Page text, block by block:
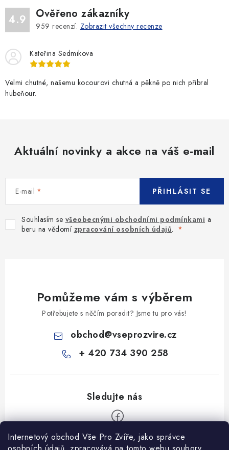
Internetový obchod Vše Pro Zvíře, jako správce
4.9 Ověřeno zákazníky
959 recenzí. Zobrazit všechny recenze
Kateřina Sedmikova
Velmi chutné, našemu kocourovi chutná a pěkně po nich přibral
hubeňour.
Aktuální novinky a akce na váš e-mail
E-mail
Souhlasím se všeobecnými obchodními podmínkami a
beru na vědomí zpracování osobních údajů.
PŘIHLÁSIT SE
Pomůžeme vám s výběrem
Potřebujete s něčím poradit? Jsme tu pro vás!
obchod@vseprozvire.cz
+ 420 734 390 258